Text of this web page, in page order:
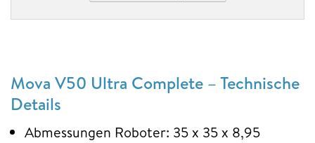
Mova V50 Ultra Complete – Technische
Details
Abmessungen Roboter: 35 x 35 x 8,95